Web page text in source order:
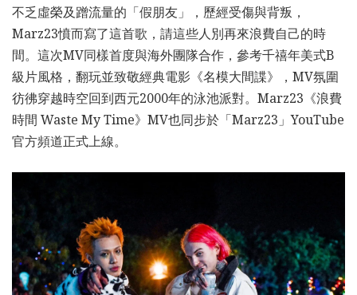
不乏虛榮及蹭流量的「假朋友」，歷經受傷與背叛，
Marz23憤而寫了這首歌，請這些人別再來浪費自己的時
間。這次MV同樣首度與海外團隊合作，參考千禧年美式B
級片風格，翻玩並致敬經典電影《名模大間諜》，MV氛圍
彷彿穿越時空回到西元2000年的泳池派對。Marz23《浪費
時間 Waste My Time》MV也同步於「Marz23」YouTube
官方頻道正式上線。